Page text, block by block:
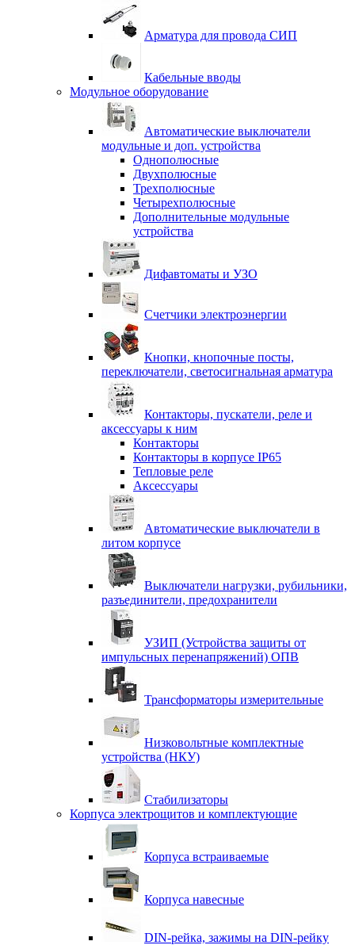
Арматура для провода СИП
Кабельные вводы
Модульное оборудование
Автоматические выключатели
модульные и доп. устройства
Однополюсные
Двухполюсные
Трехполюсные
Четырехполюсные
Дополнительные модульные
устройства
Дифавтоматы и УЗО
Счетчики электроэнергии
Кнопки, кнопочные посты,
переключатели, светосигнальная арматура
Контакторы, пускатели, реле и
аксессуары к ним
Контакторы
Контакторы в корпусе IP65
Тепловые реле
Аксессуары
Автоматические выключатели в
литом корпусе
Выключатели нагрузки, рубильники,
разъединители, предохранители
УЗИП (Устройства защиты от
импульсных перенапряжений) ОПВ
Трансформаторы измерительные
Низковольтные комплектные
устройства (НКУ)
Стабилизаторы
Корпуса электрощитов и комплектующие
Корпуса встраиваемые
Корпуса навесные
DIN-рейка, зажимы на DIN-рейку